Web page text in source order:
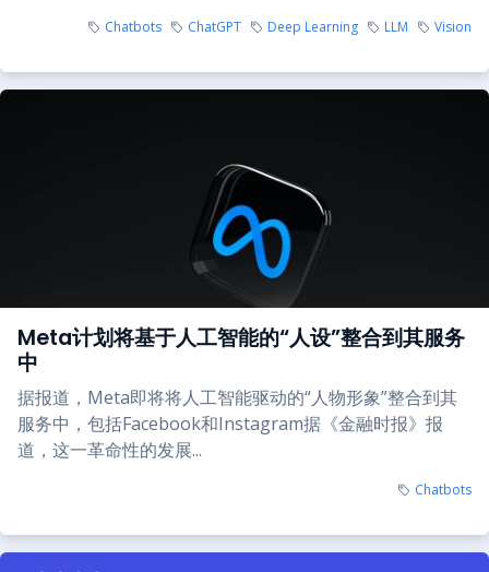
Chatbots ChatGPT Deep Learning LLM Vision
Meta计划将基于人工智能的“人设”整合到其服务
中
据报道，Meta即将将人工智能驱动的“人物形象”整合到其
服务中，包括Facebook和Instagram据《金融时报》报
道，这一革命性的发展...
Chatbots